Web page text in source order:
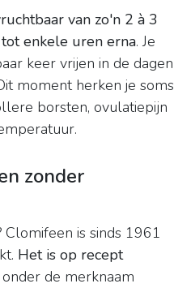
van zo'n 2 à 3
enkele uren erna. Je
keer vrijen in de dagen
moment herken je soms
borsten, ovulatiepijn
zonder
is sinds 1961
Het is op recept
de merknaam